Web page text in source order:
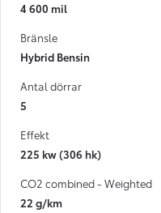
4 600 mil
Bränsle
Hybrid Bensin
Antal dörrar
5
Effekt
225 kw (306 hk)
CO2 combined - Weighted
22 g/km